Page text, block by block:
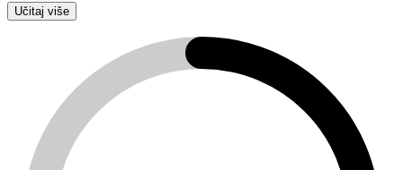
Učitaj više